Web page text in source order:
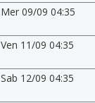
Mer 09/09 04:35
Ven 11/09 04:35
Sab 12/09 04:35